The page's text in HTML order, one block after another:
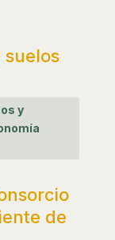
suelos
y
de